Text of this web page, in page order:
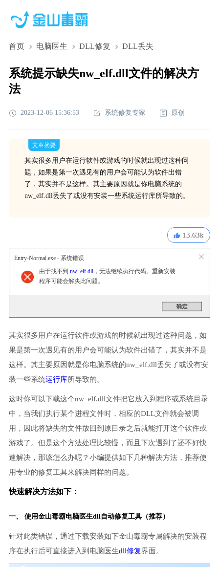
首页 电脑医生 DLL修复 DLL丢失
系统提示缺失nw_elf.dll文件的解决方
法
2023-12-06 15:36:53 系统修复专家 原创
文章摘要
其实很多用户在运行软件或游戏的时候就出现过这种问
题，如果是第一次遇见有的用户会可能认为软件出错
了，其实并不是这样。其主要原因就是你电脑系统的
nw_elf.dll丢失了或没有安装一些系统运行库所导致的。
13.63k
Entry-Normal.exe - 系统错误
由于找不到 nw_elf.dll，无法继续执行代码。重新安装
程序可能会解决此问题。
其实很多用户在运行软件或游戏的时候就出现过这种问题，如
果是第一次遇见有的用户会可能认为软件出错了，其实并不是
这样。其主要原因就是你电脑系统的nw_elf.dll丢失了或没有安
装一些系统运行库所导致的。
这时你可以下载这个nw_elf.dll文件把它放入到程序或系统目录
中，当我们执行某个进程文件时，相应的DLL文件就会被调
用，因此将缺失的文件放回到原目录之后就能打开这个软件或
游戏了。但是这个方法处理比较慢，而且下次遇到了还不好快
速解决，那该怎么办呢？小编提供如下几种解决方法，推荐使
用专业的修复工具来解决同样的问题。
快速解决方法如下：
一、 使用金山毒霸电脑医生dll自动修复工具（推荐）
针对此类错误，通过下载安装如下金山毒霸专属解决的安装程
序在执行后可直接进入到电脑医生dll修复界面。